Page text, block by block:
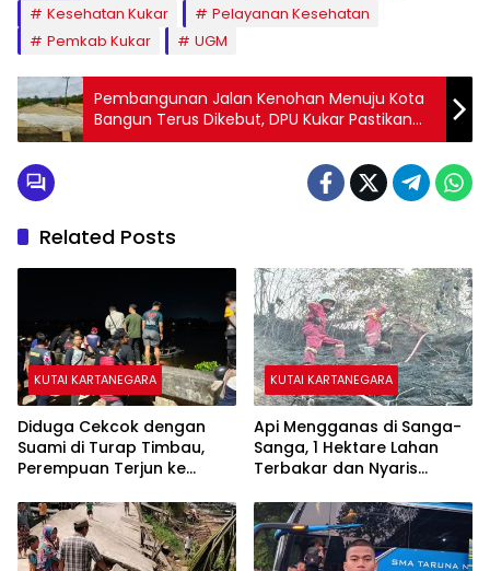
Kesehatan Kukar
Pelayanan Kesehatan
Pemkab Kukar
UGM
Pembangunan Jalan Kenohan Menuju Kota
Bangun Terus Dikebut, DPU Kukar Pastikan
Tuntas Akhir 2025
Related Posts
KUTAI KARTANEGARA
Diduga Cekcok dengan
Suami di Turap Timbau,
Perempuan Terjun ke
KUTAI KARTANEGARA
Api Mengganas di Sanga-
Sanga, 1 Hektare Lahan
Terbakar dan Nyaris